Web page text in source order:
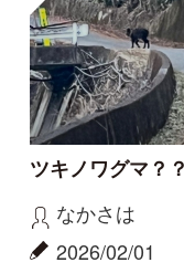
ツキノワグマ？？
なかさは
2026/02/01
1
未解決